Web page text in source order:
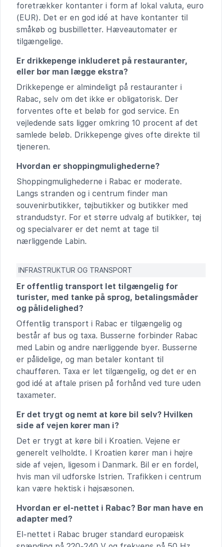
foretrækker kontanter i form af lokal valuta, euro
(EUR). Det er en god idé at have kontanter til
småkøb og busbilletter. Hæveautomater er
tilgængelige.
Er drikkepenge inkluderet på restauranter,
eller bør man lægge ekstra?
Drikkepenge er almindeligt på restauranter i
Rabac, selv om det ikke er obligatorisk. Der
forventes ofte et beløb for god service. En
vejledende sats ligger omkring 10 procent af det
samlede beløb. Drikkepenge gives ofte direkte til
tjeneren.
Hvordan er shoppingmulighederne?
Shoppingmulighederne i Rabac er moderate.
Langs stranden og i centrum finder man
souvenirbutikker, tøjbutikker og butikker med
strandudstyr. For et større udvalg af butikker, tøj
og specialvarer er det nemt at tage til
nærliggende Labin.
INFRASTRUKTUR OG TRANSPORT
Er offentlig transport let tilgængelig for
turister, med tanke på sprog, betalingsmåder
og pålidelighed?
Offentlig transport i Rabac er tilgængelig og
består af bus og taxa. Busserne forbinder Rabac
med Labin og andre nærliggende byer. Busserne
er pålidelige, og man betaler kontant til
chaufføren. Taxa er let tilgængelig, og det er en
god idé at aftale prisen på forhånd ved ture uden
taxameter.
Er det trygt og nemt at køre bil selv? Hvilken
side af vejen kører man i?
Det er trygt at køre bil i Kroatien. Vejene er
generelt velholdte. I Kroatien kører man i højre
side af vejen, ligesom i Danmark. Bil er en fordel,
hvis man vil udforske Istrien. Trafikken i centrum
kan være hektisk i højsæsonen.
Hvordan er el-nettet i Rabac? Bør man have en
adapter med?
El-nettet i Rabac bruger standard europæisk